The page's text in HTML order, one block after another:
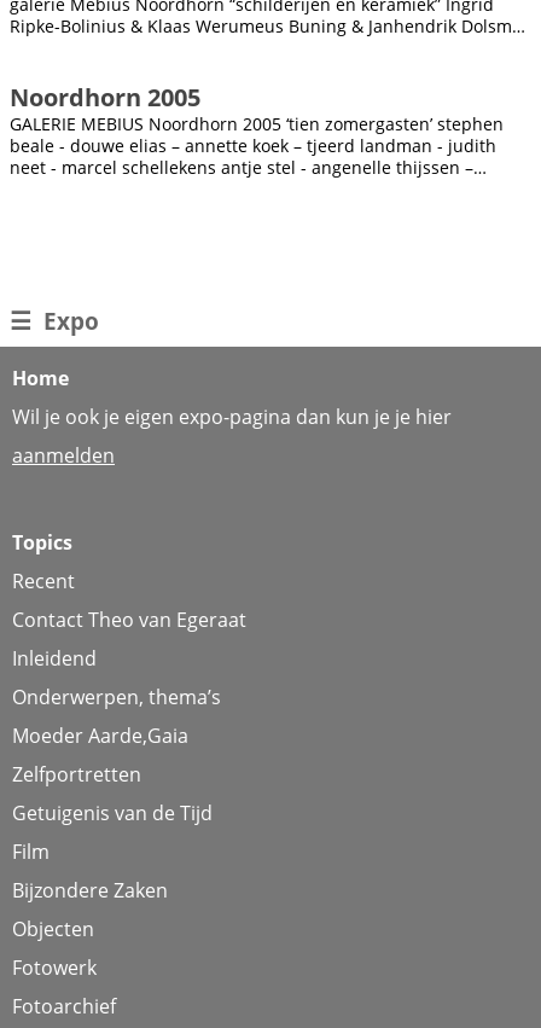
Ripke-Bolinius & Klaas Werumeus Buning & Janhendrik Dolsma
Noordhorn 2005
GALERIE MEBIUS Noordhorn 2005 ‘tien zomergasten’ stephen
beale - douwe elias – annette koek – tjeerd landman - judith
neet - marcel schellekens antje stel - angenelle thijssen –
☰ Expo
Home
Wil je ook je eigen expo-pagina dan kun je je hier
aanmelden
Topics
Recent
Contact Theo van Egeraat
Inleidend
Onderwerpen, thema’s
Moeder Aarde,Gaia
Zelfportretten
Getuigenis van de Tijd
Film
Bijzondere Zaken
Objecten
Fotowerk
Fotoarchief